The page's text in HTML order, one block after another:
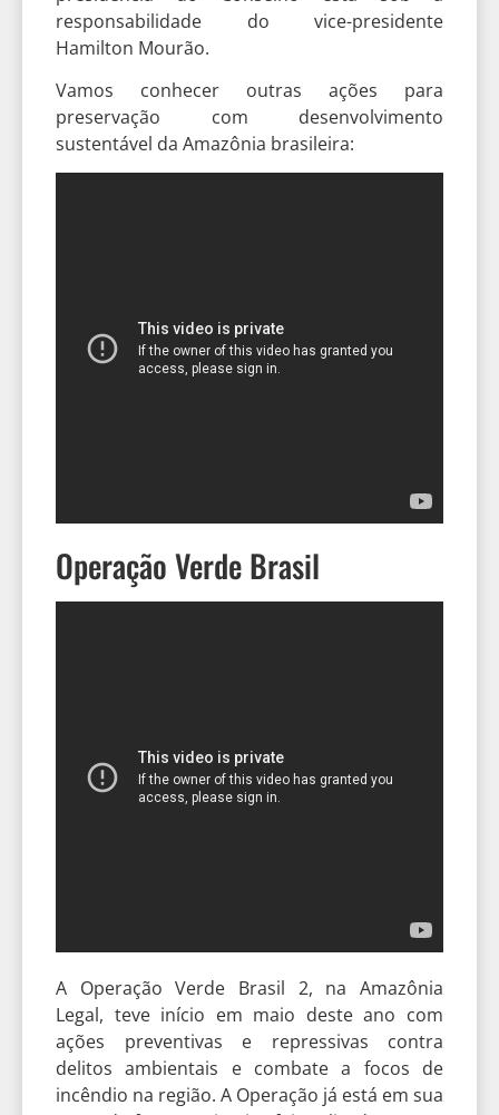
responsabilidade do vice-presidente
Hamilton Mourão.
Vamos conhecer outras ações para
preservação com desenvolvimento
sustentável da Amazônia brasileira:
Operação Verde Brasil
A Operação Verde Brasil 2, na Amazônia
Legal, teve início em maio deste ano com
ações preventivas e repressivas contra
delitos ambientais e combate a focos de
incêndio na região. A Operação já está em sua